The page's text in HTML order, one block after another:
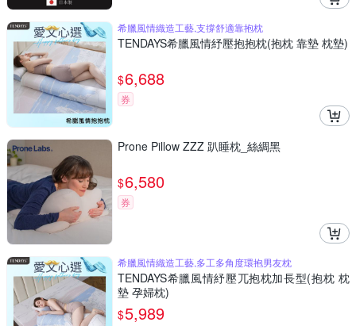
希臘風情織造工藝,支撐舒適靠抱枕
TENDAYS希臘風情紓壓抱抱枕(抱枕 靠墊 枕墊)
$6,688
券
Prone Pillow ZZZ 趴睡枕_絲綢黑
$6,580
券
希臘風情織造工藝,多工多角度環抱男友枕
TENDAYS希臘風情紓壓兀抱枕加長型(抱枕 枕
墊 孕婦枕)
$5,989